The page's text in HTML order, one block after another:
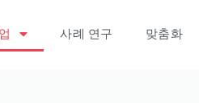
사례 연구 맞춤화